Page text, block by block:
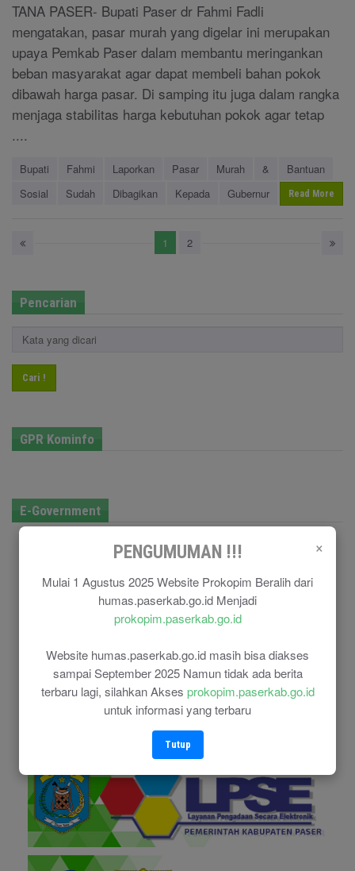
×
PENGUMUMAN !!!
Mulai 1 Agustus 2025 Website Prokopim Beralih dari
humas.paserkab.go.id Menjadi
prokopim.paserkab.go.id
Website humas.paserkab.go.id masih bisa diakses
sampai September 2025 Namun tidak ada berita
terbaru lagi, silahkan Akses prokopim.paserkab.go.id
untuk informasi yang terbaru
Tutup
TANA PASER- Bupati Paser dr Fahmi Fadli
mengatakan, pasar murah yang digelar ini merupakan
upaya Pemkab Paser dalam membantu meringankan
beban masyarakat agar dapat membeli bahan pokok
dibawah harga pasar. Di samping itu juga dalam rangka
menjaga stabilitas harga kebutuhan pokok agar tetap
....
Bupati Fahmi Laporkan Pasar Murah &
Bantuan
Sosial
Sudah Dibagikan Kepada Gubernur Read More
1 2
Pencarian
Cari !
GPR Kominfo
E-Government